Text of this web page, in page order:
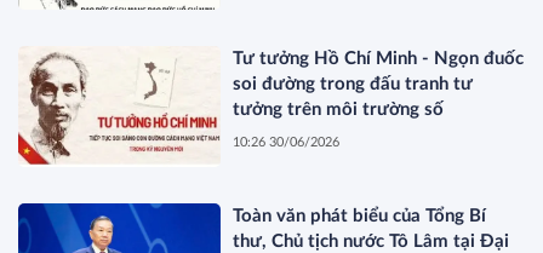
Tư tưởng Hồ Chí Minh - Ngọn đuốc
soi đường trong đấu tranh tư
tưởng trên môi trường số
10:26 30/06/2026
Toàn văn phát biểu của Tổng Bí
thư, Chủ tịch nước Tô Lâm tại Đại